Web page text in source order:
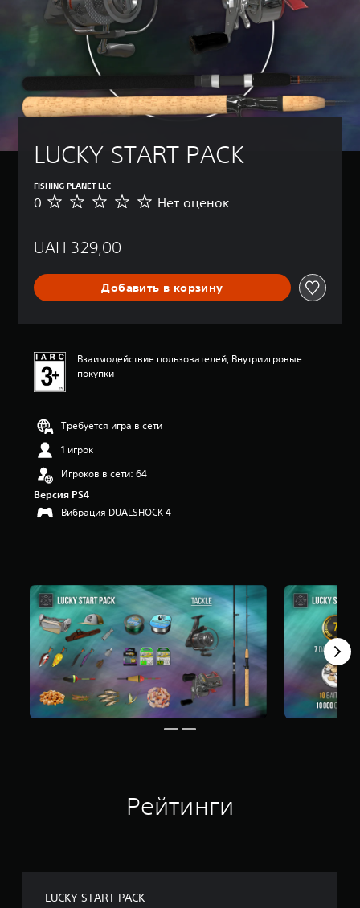
LUCKY START PACK
FISHING PLANET LLC
Н
о
е
н
0 Нет оценок
UAH 329,00
Добавить в корзину
Взаимодействие пользователей, Внутриигровые
покупки
Требуется игра в сети
1 игрок
Игроков в сети: 64
Версия PS4
Вибрация DUALSHOCK 4
Рейтинги
LUCKY START PACK